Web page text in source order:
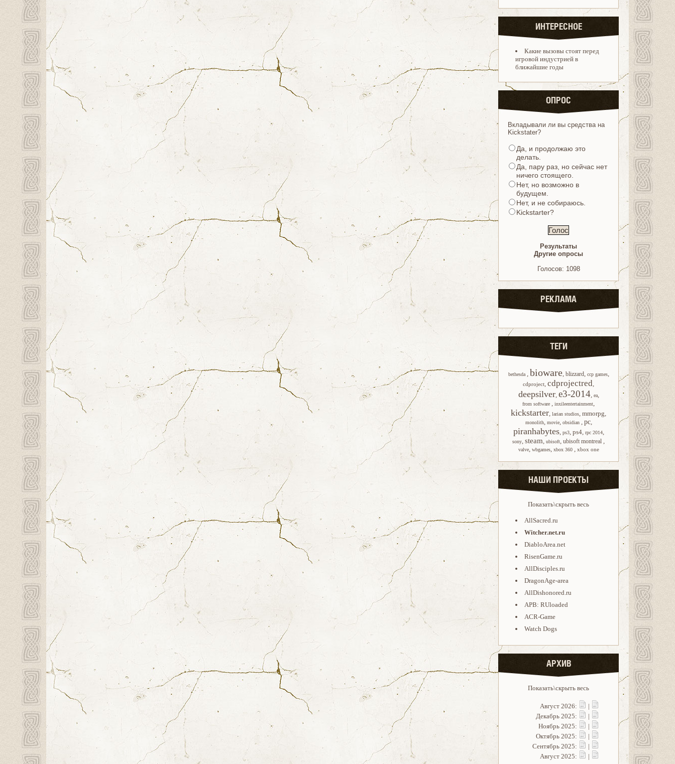
ИНТЕРЕСНОЕ
Какие вызовы стоят перед
игровой индустрией в
ближайшие годы
ОПРОС
Вкладывали ли вы средства на
Kickstater?
Да, и продолжаю это
делать.
Да, пару раз, но сейчас нет
ничего стоящего.
Нет, но возможно в
будущем.
Нет, и не собираюсь.
Kickstarter?
Результаты
Другие опросы
Голосов: 1098
РЕКЛАМА
ТЕГИ
bethesda , bioware, blizzard, ccp games,
cdproject, cdprojectred,
deepsilver, e3-2014, ea,
from software , inxileentertainment,
kickstarter, larian studios, mmorpg,
monolith, movie, obsidian , pc,
piranhabytes, ps3, ps4, rpc 2014,
sony, steam, ubisoft, ubisoft montreal ,
valve, wbgames, xbox 360 , xbox one
НАШИ ПРОЕКТЫ
Показать\скрыть весь
AllSacred.ru
Witcher.net.ru
DiabloArea.net
RisenGame.ru
AllDisciples.ru
DragonAge-area
AllDishonored.ru
APB: RUloaded
ACR-Game
Watch Dogs
АРХИВ
Показать\скрыть весь
Август 2026:
|
Декабрь 2025:
|
Ноябрь 2025:
|
Октябрь 2025:
|
Сентябрь 2025:
|
Август 2025:
|